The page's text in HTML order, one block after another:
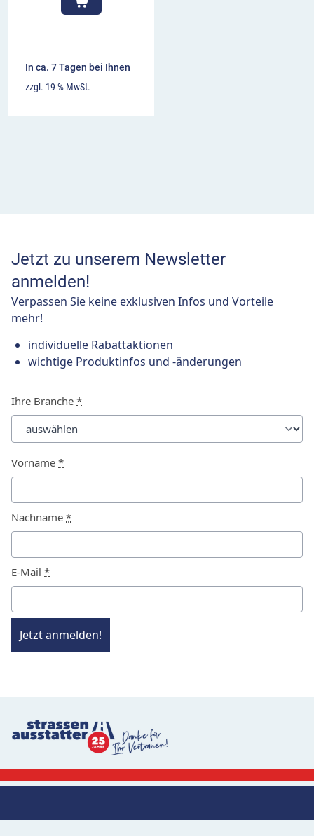
In ca. 7 Tagen bei Ihnen
zzgl. 19 % MwSt.
Jetzt zu unserem Newsletter
anmelden!
Verpassen Sie keine exklusiven Infos und Vorteile
mehr!
individuelle Rabattaktionen
wichtige Produktinfos und -änderungen
Ihre Branche *
Vorname *
Nachname *
E-Mail *
Jetzt anmelden!